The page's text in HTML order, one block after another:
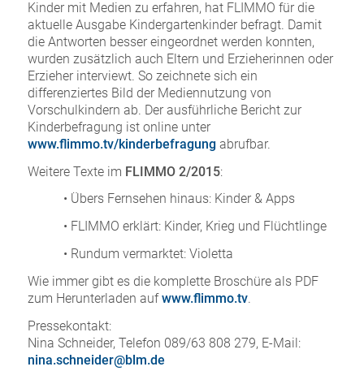
Kinder mit Medien zu erfahren, hat FLIMMO für die
aktuelle Ausgabe Kindergartenkinder befragt. Damit
die Antworten besser eingeordnet werden konnten,
wurden zusätzlich auch Eltern und Erzieherinnen oder
Erzieher interviewt. So zeichnete sich ein
differenziertes Bild der Mediennutzung von
Vorschulkindern ab. Der ausführliche Bericht zur
Kinderbefragung ist online unter
www.flimmo.tv/kinderbefragungabrufbar.
Weitere Texte im FLIMMO 2/2015:
• Übers Fernsehen hinaus: Kinder & Apps
• FLIMMO erklärt: Kinder, Krieg und Flüchtlinge
• Rundum vermarktet: Violetta
Wie immer gibt es die komplette Broschüre als PDF
zum Herunterladen aufwww.flimmo.tv.
Pressekontakt:
Nina Schneider, Telefon 089/63 808 279, E-Mail:
nina.schneider@blm.de